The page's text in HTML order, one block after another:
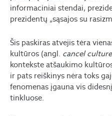
informaciniai stendai,
prezidentų „sąsajos su
Šis paskiras atvejis tėra
kultūros (angl. cancel culture
kontekste atšaukimo
ir pats reiškinys nėra toks
fenomenas įgauna vis
tinkluose.